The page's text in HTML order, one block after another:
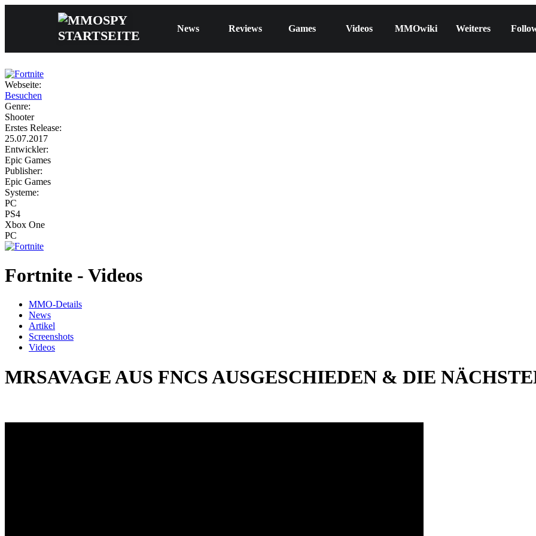
News Reviews Games Videos MMOwiki Weiteres
Webseite:
Besuchen
Genre:
Shooter
Erstes Release:
25.07.2017
Entwickler:
Epic Games
Publisher:
Epic Games
Systeme:
PC
PS4
Xbox One
PC
Fortnite - Videos
MMO-Details
News
Artikel
Screenshots
Videos
MRSAVAGE AUS FNCS AUSGESCHIEDEN & DIE